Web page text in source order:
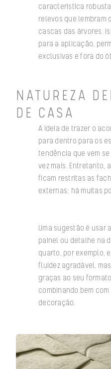
característica
relevos que lembram
cascas das árvores.
para a aplicação,
exclusivas e fora do
NATUREZA
DE CASA
A ideia de trazer o
para dentro para os
tendência que vem
vez mais. Entretanto,
ficam restritas as
externas; há muitas
Uma sugestão é usar
painel ou detalhe na
quarto, por exemplo,
fluidez agradável,
graças ao seu
combinando bem
decoração.